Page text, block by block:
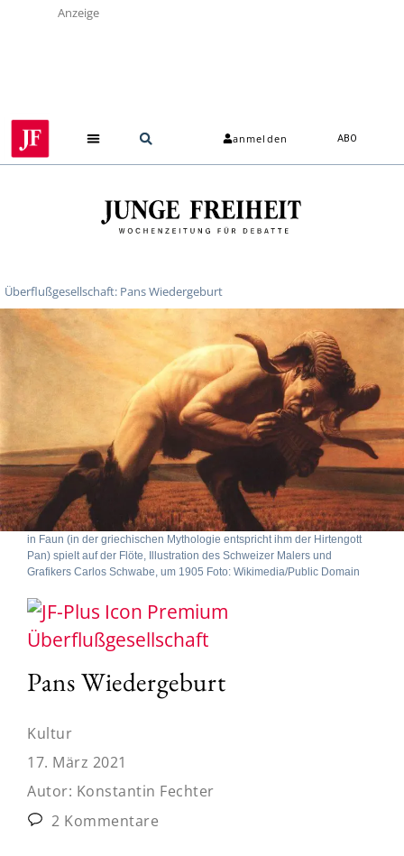
Anzeige
anmelden ABO
Überflußgesellschaft: Pans Wiedergeburt
in Faun (in der griechischen Mythologie entspricht ihm der Hirtengott
Pan) spielt auf der Flöte, Illustration des Schweizer Malers und
Grafikers Carlos Schwabe, um 1905 Foto: Wikimedia/Public Domain
Überflußgesellschaft
Pans Wiedergeburt
Kultur
17. März 2021
Autor: Konstantin Fechter
2 Kommentare